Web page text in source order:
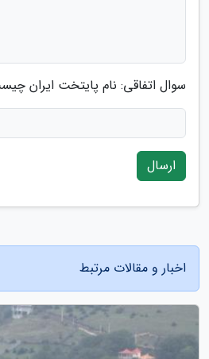
سوال اتفاقی: نام پایتخت ایران
ارسال
اخبار و مقالات مرتبط